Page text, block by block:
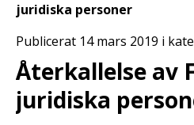
juridiska personer
Publicerat 14 mars 2019 i
Återkallelse av
juridiska